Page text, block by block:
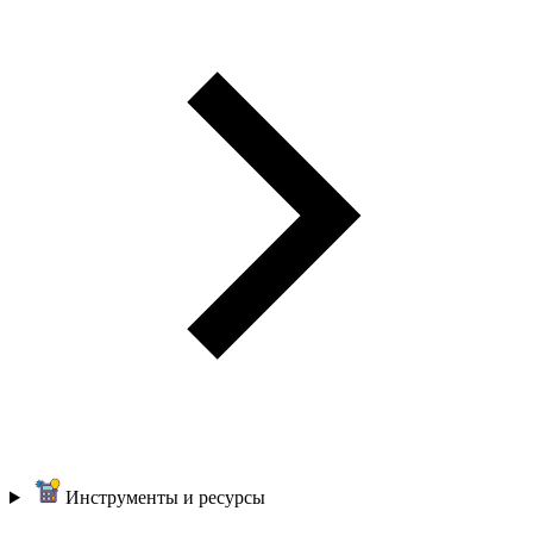
Инструменты и ресурсы